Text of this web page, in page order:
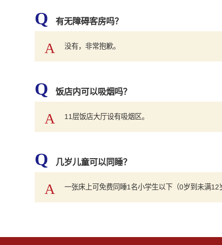
Q 有无障碍客房吗？
A 没有，非常抱歉。
Q 饭店内可以吸烟吗？
A 11层饭店大厅设有吸烟区。
Q 几岁儿童可以同睡？
A 一张床上可免费同睡1名小学生以下（0岁到未满12